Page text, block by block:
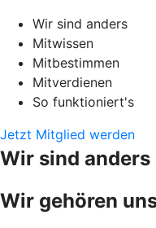
Wir sind anders
Mitwissen
Mitbestimmen
Mitverdienen
So funktioniert's
Jetzt Mitglied werden
Wir sind anders
Wir gehören